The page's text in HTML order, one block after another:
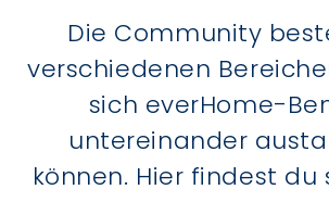
Die Community
verschiedenen
sich everHome-
untereinander
können. Hier findest du